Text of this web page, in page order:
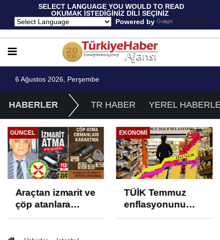
SELECT LANGUAGE YOU WOULD TO READ
OKUMAK İSTEDİĞİNİZ DİLİ SEÇİNİZ
Powered by
Translate
6 Ağustos 2026, Perşembe
HABERLER TR HABER YEREL
GÜNCEL
Araçtan izmarit ve
çöp atanlara
uyarı: Trafiğin
EKONOMI
TÜİK Temmuz
enflasyonunu
%31,75; ENAG